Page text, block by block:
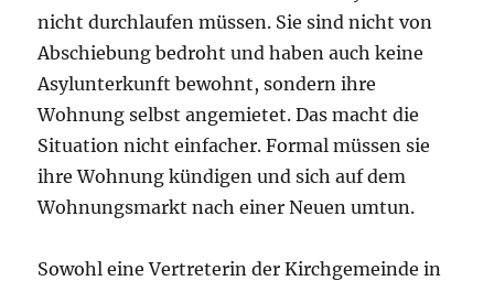
nicht durchlaufen müssen. Sie sind nicht von
Abschiebung bedroht und haben auch keine
Asylunterkunft bewohnt, sondern ihre
Wohnung selbst angemietet. Das macht die
Situation nicht einfacher. Formal müssen sie
ihre Wohnung kündigen und sich auf dem
Wohnungsmarkt nach einer Neuen umtun.
Sowohl eine Vertreterin der Kirchgemeinde in